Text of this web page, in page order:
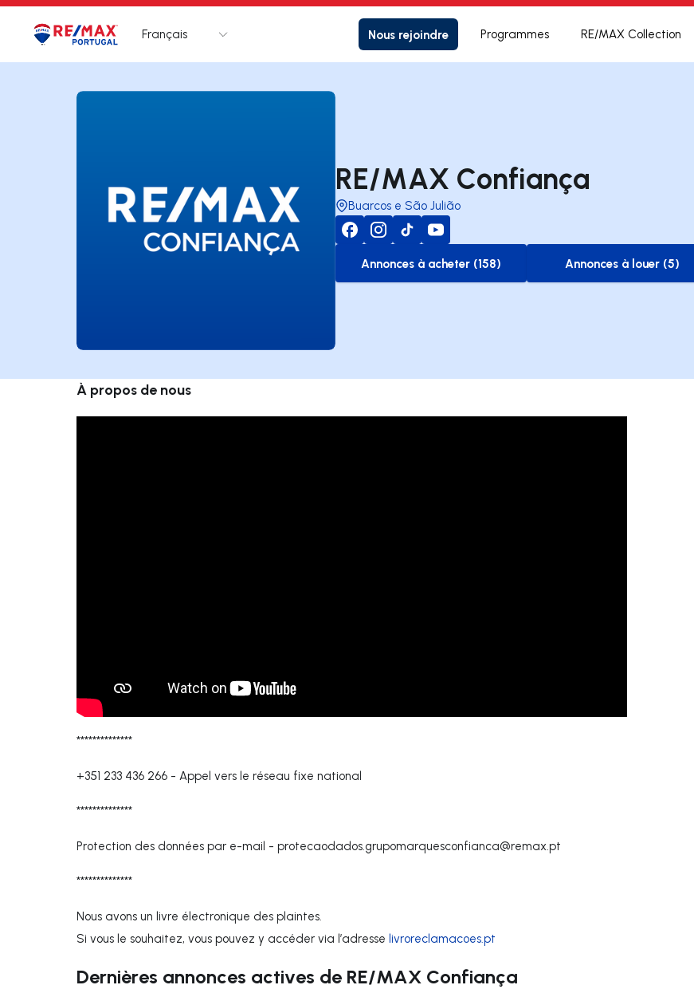
Logo Aller à la page d’accueil
Français Nous rejoindre Programmes RE/MAX Collection
RE/MAX Confiança
Buarcos e São Julião
to-buy-listing
Annonces à acheter (158)
to-rent-listing
Annonces à louer (5)
À propos de nous
**************
+351 233 436 266 - Appel vers le réseau fixe national
**************
Protection des données par e-mail - protecaodados.grupomarquesconfianca@remax.pt
**************
Nous avons un livre électronique des plaintes.
Si vous le souhaitez, vous pouvez y accéder via l’adresse livroreclamacoes.pt
Dernières annonces actives de RE/MAX Confiança